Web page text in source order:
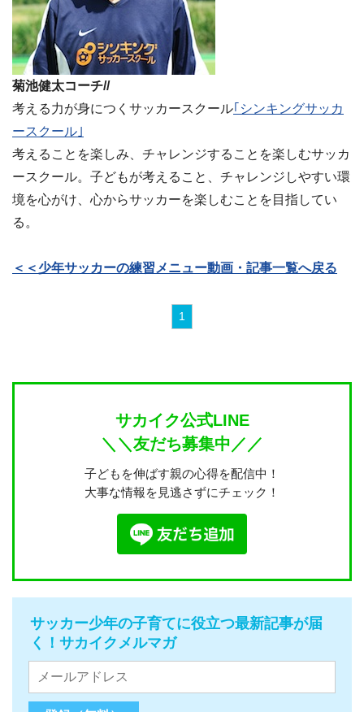
菊池健太コーチ//
考える力が身につくサッカースクール｢シンキングサッカ
ースクール｣
考えることを楽しみ、チャレンジすることを楽しむサッカ
ースクール。子どもが考えること、チャレンジしやすい環
境を心がけ、心からサッカーを楽しむことを目指してい
る。
＜＜少年サッカーの練習メニュー動画・記事一覧へ戻る
1
サカイク公式LINE
＼＼友だち募集中／／
子どもを伸ばす親の心得を配信中！
大事な情報を見逃さずにチェック！
サッカー少年の子育てに役立つ最新記事が届
く！サカイクメルマガ